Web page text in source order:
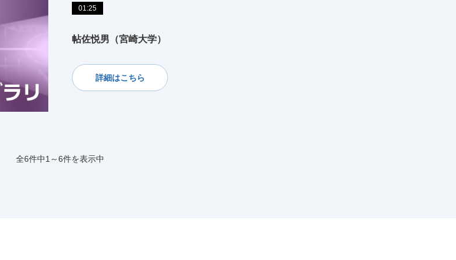
01:25
帖佐悦男（宮崎大学）
詳細はこちら
全6件中1～6件を表示中